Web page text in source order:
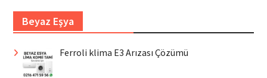
Beyaz Eşya
Ferroli klima E3 Arızası Çözümü